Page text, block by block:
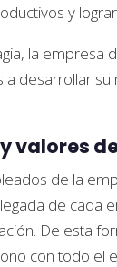
y
la empresa
desarrollar su
valores
de la
de cada
De esta
con todo el